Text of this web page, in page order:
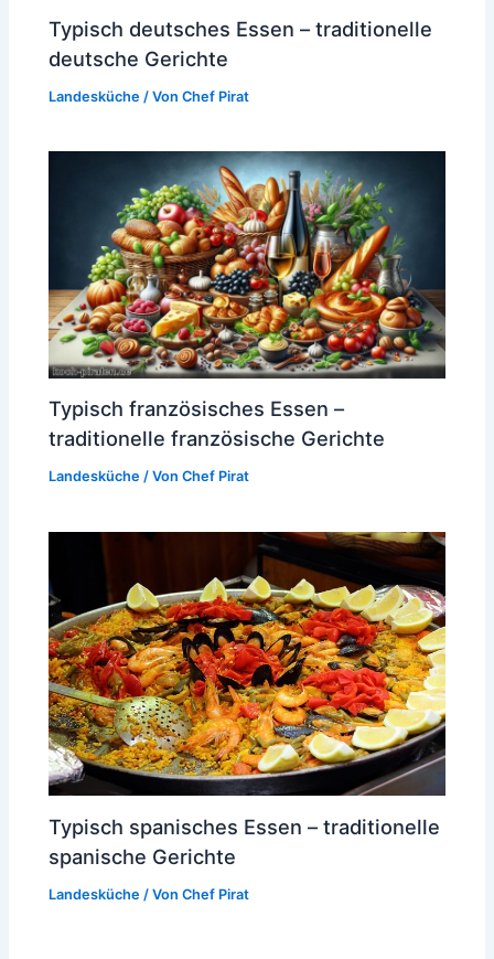
Typisch deutsches Essen – traditionelle
deutsche Gerichte
Landesküche / VonChef Pirat
Typisch französisches Essen –
traditionelle französische Gerichte
Landesküche / VonChef Pirat
Typisch spanisches Essen – traditionelle
spanische Gerichte
Landesküche / VonChef Pirat